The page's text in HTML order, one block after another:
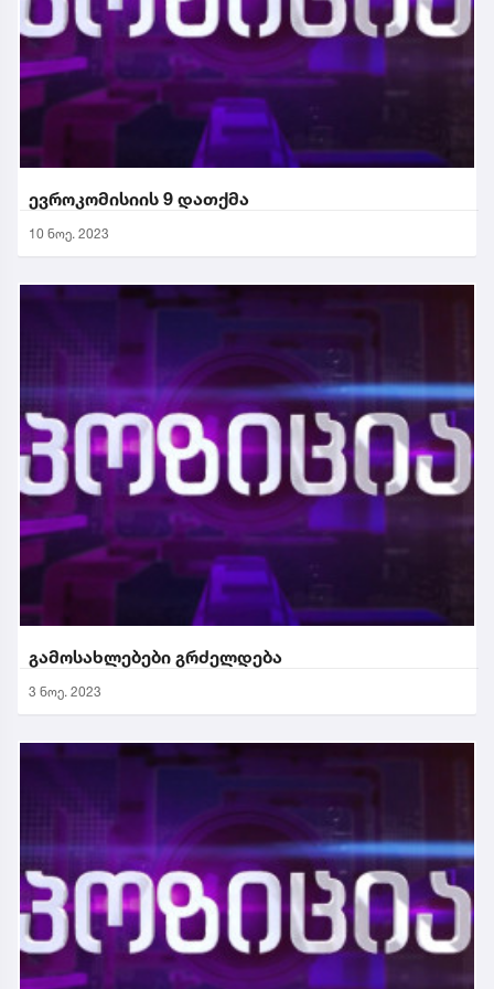
ევროკომისიის 9 დათქმა
10 ნოე. 2023
გამოსახლებები გრძელდება
3 ნოე. 2023